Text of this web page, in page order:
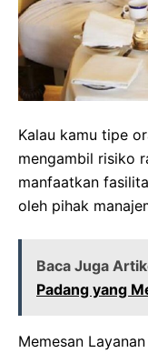
Kalau kamu tipe
mengambil risiko
manfaatkan
oleh pihak
Baca Juga
Padang yang
Memesan